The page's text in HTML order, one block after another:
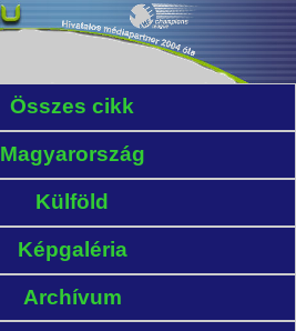
Összes cikk
Magyarország
Külföld
Képgaléria
Archívum